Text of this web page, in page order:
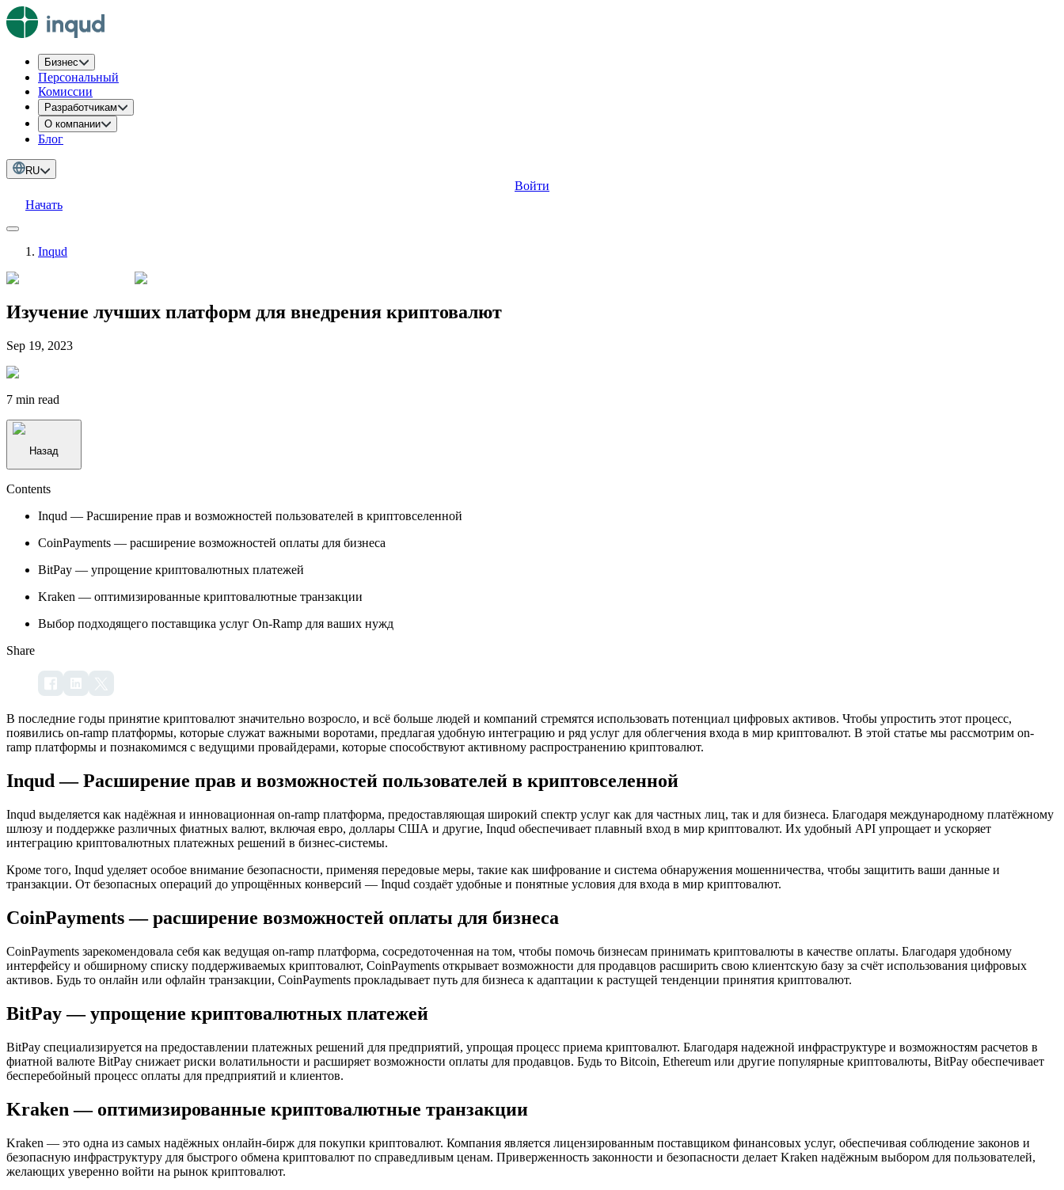
Бизнес
Персональный
Комиссии
Разработчикам
О компании
Блог
RU
Войти
Начать
Inqud
Изучение лучших платформ для внедрения криптовалют
Sep 19, 2023
7 min read
Назад
Contents
Inqud — Расширение прав и возможностей пользователей в криптовселенной
CoinPayments — расширение возможностей оплаты для бизнеса
BitPay — упрощение криптовалютных платежей
Kraken — оптимизированные криптовалютные транзакции
Выбор подходящего поставщика услуг On-Ramp для ваших нужд
Share
В последние годы принятие криптовалют значительно возросло, и всё больше людей и компаний стремятся использовать потенциал цифровых активов. Чтобы упростить этот процесс,
появились on-ramp платформы, которые служат важными воротами, предлагая удобную интеграцию и ряд услуг для облегчения входа в мир криптовалют. В этой статье мы рассмотрим on-
ramp платформы и познакомимся с ведущими провайдерами, которые способствуют активному распространению криптовалют.
Inqud — Расширение прав и возможностей пользователей в криптовселенной
Inqud выделяется как надёжная и инновационная on-ramp платформа, предоставляющая широкий спектр услуг как для частных лиц, так и для бизнеса. Благодаря международному платёжному
шлюзу и поддержке различных фиатных валют, включая евро, доллары США и другие, Inqud обеспечивает плавный вход в мир криптовалют. Их удобный API упрощает и ускоряет
интеграцию криптовалютных платежных решений в бизнес-системы.
Кроме того, Inqud уделяет особое внимание безопасности, применяя передовые меры, такие как шифрование и система обнаружения мошенничества, чтобы защитить ваши данные и
транзакции. От безопасных операций до упрощённых конверсий — Inqud создаёт удобные и понятные условия для входа в мир криптовалют.
CoinPayments — расширение возможностей оплаты для бизнеса
CoinPayments зарекомендовала себя как ведущая on-ramp платформа, сосредоточенная на том, чтобы помочь бизнесам принимать криптовалюты в качестве оплаты. Благодаря удобному
интерфейсу и обширному списку поддерживаемых криптовалют, CoinPayments открывает возможности для продавцов расширить свою клиентскую базу за счёт использования цифровых
активов. Будь то онлайн или офлайн транзакции, CoinPayments прокладывает путь для бизнеса к адаптации к растущей тенденции принятия криптовалют.
BitPay — упрощение криптовалютных платежей
BitPay специализируется на предоставлении платежных решений для предприятий, упрощая процесс приема криптовалют. Благодаря надежной инфраструктуре и возможностям расчетов в
фиатной валюте BitPay снижает риски волатильности и расширяет возможности оплаты для продавцов. Будь то Bitcoin, Ethereum или другие популярные криптовалюты, BitPay обеспечивает
бесперебойный процесс оплаты для предприятий и клиентов.
Kraken — оптимизированные криптовалютные транзакции
Kraken — это одна из самых надёжных онлайн-бирж для покупки криптовалют. Компания является лицензированным поставщиком финансовых услуг, обеспечивая соблюдение законов и
безопасную инфраструктуру для быстрого обмена криптовалют по справедливым ценам. Приверженность законности и безопасности делает Kraken надёжным выбором для пользователей,
желающих уверенно войти на рынок криптовалют.